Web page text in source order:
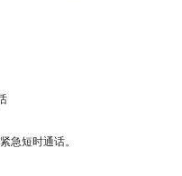
急短时通话。